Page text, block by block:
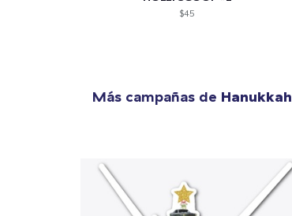
$45
Más campañas de Hanukkah